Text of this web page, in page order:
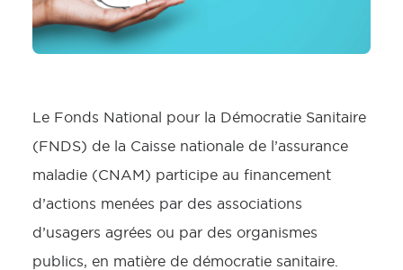
Le Fonds National pour la Démocratie Sanitaire
(FNDS) de la Caisse nationale de l’assurance
maladie (CNAM) participe au financement
d’actions menées par des associations
d’usagers agrées ou par des organismes
publics, en matière de démocratie sanitaire.